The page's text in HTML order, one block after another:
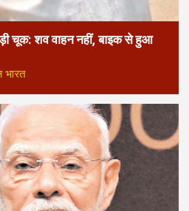
चूक: शव वाहन नहीं, बाइक से हुआ
भारत